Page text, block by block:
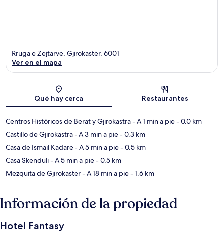
Sección del mapa
Rruga e Zejtarve, Gjirokastër, 6001
Ver en el mapa
Qué hay cerca Restaurantes
Centros Históricos de Berat y Gjirokastra- A 1 min a pie- 0.0 km
Castillo de Gjirokastra- A 3 min a pie- 0.3 km
Casa de Ismail Kadare- A 5 min a pie- 0.5 km
Casa Skenduli- A 5 min a pie- 0.5 km
Mezquita de Gjirokaster- A 18 min a pie- 1.6 km
Información de la propiedad
Hotel Fantasy